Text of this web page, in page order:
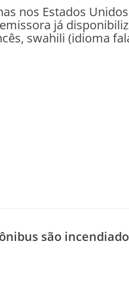
nos Estados
já
swahili (idioma
são